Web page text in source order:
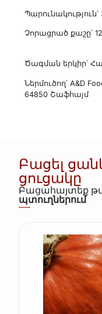
Պարունակություն՝
Չորացրած քաշը՝
Ծագման երկիր՝
Ներմուծող՝ A&D
64850 Շաֆհայմ
Բացել
ցուցակը
Բացահայտեք
պտուղներում